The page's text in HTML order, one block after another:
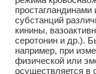
субстанций
кинины,
серотонин и др.).
например, при
физической или
осуществляется в